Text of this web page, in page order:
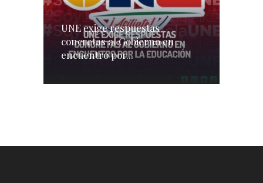
UNE exige respuestas
concretas al Gobierno en
encuentro por...